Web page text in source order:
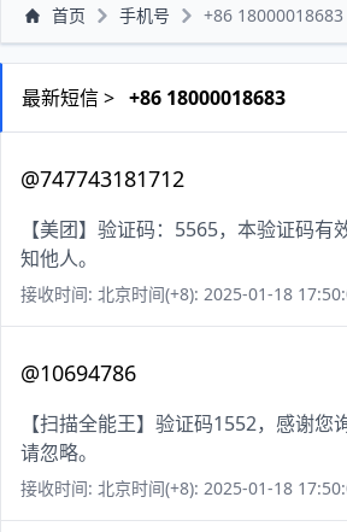
首页 手机号 +86 18000018683
最新短信 > +86 18000018683
@747743181712
【美团】验证码：5565，本验证码有
知他人。
接收时间: 北京时间(+8): 2025-01-18
@10694786
【扫描全能王】验证码1552，感谢您
请忽略。
接收时间: 北京时间(+8): 2025-01-18